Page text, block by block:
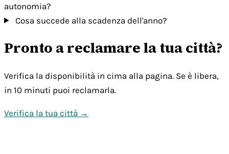
autonomia?
Cosa succede alla scadenza dell'anno?
Pronto a reclamare la tua città?
Verifica la disponibilità in cima alla pagina. Se è libera,
in 10 minuti puoi reclamarla.
Verifica la tua città →